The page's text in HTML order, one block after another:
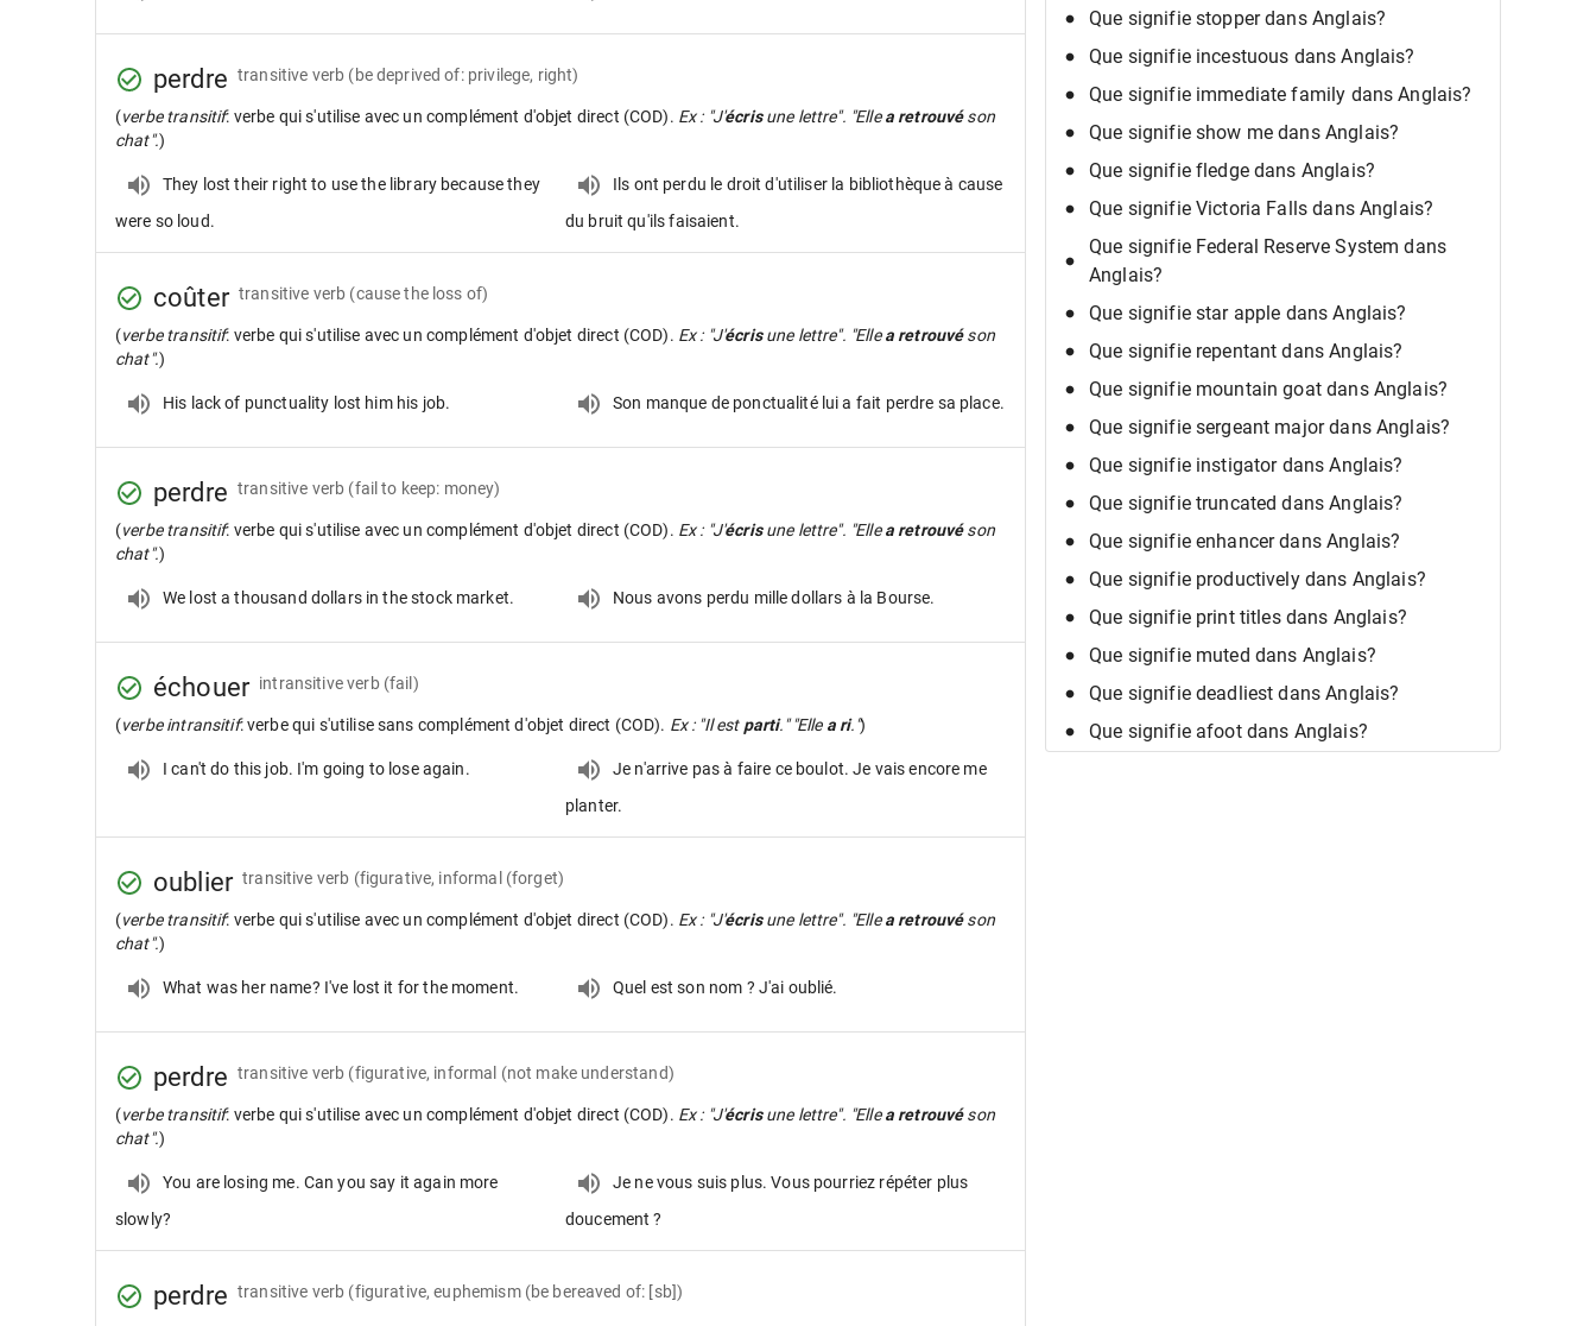
perdre transitive verb (be deprived of: privilege, right)
(verbe transitif: verbe qui s'utilise avec un complément d'objet direct (COD). Ex : "J'écrisune lettre". "Ellea retrouvéson
chat".)
They lost their right to use the library because they
were so loud.
Ils ont perdu le droit d'utiliser la bibliothèque à cause
du bruit qu'ils faisaient.
coûter transitive verb (cause the loss of)
(verbe transitif: verbe qui s'utilise avec un complément d'objet direct (COD). Ex : "J'écrisune lettre". "Ellea retrouvéson
chat".)
His lack of punctuality lost him his job. Son manque de ponctualité lui a fait perdre sa place.
perdre transitive verb (fail to keep: money)
(verbe transitif: verbe qui s'utilise avec un complément d'objet direct (COD). Ex : "J'écrisune lettre". "Ellea retrouvéson
chat".)
We lost a thousand dollars in the stock market. Nous avons perdu mille dollars à la Bourse.
échouer intransitive verb (fail)
(verbe intransitif: verbe qui s'utilise sans complément d'objet direct (COD). Ex : "Il est parti." "Elle a ri.")
I can't do this job. I'm going to lose again.
Je n'arrive pas à faire ce boulot. Je vais encore me
planter.
oublier transitive verb (figurative, informal (forget)
(verbe transitif: verbe qui s'utilise avec un complément d'objet direct (COD). Ex : "J'écrisune lettre". "Ellea retrouvéson
chat".)
What was her name? I've lost it for the moment. Quel est son nom ? J'ai oublié.
perdre transitive verb (figurative, informal (not make understand)
(verbe transitif: verbe qui s'utilise avec un complément d'objet direct (COD). Ex : "J'écrisune lettre". "Ellea retrouvéson
chat".)
You are losing me. Can you say it again more
slowly?
Je ne vous suis plus. Vous pourriez répéter plus
doucement ?
perdre transitive verb (figurative, euphemism (be bereaved of: [sb])
Que signifie stopper dans Anglais?
Que signifie incestuous dans Anglais?
Que signifie immediate family dans Anglais?
Que signifie show me dans Anglais?
Que signifie fledge dans Anglais?
Que signifie Victoria Falls dans Anglais?
Que signifie Federal Reserve System dans
Anglais?
Que signifie star apple dans Anglais?
Que signifie repentant dans Anglais?
Que signifie mountain goat dans Anglais?
Que signifie sergeant major dans Anglais?
Que signifie instigator dans Anglais?
Que signifie truncated dans Anglais?
Que signifie enhancer dans Anglais?
Que signifie productively dans Anglais?
Que signifie print titles dans Anglais?
Que signifie muted dans Anglais?
Que signifie deadliest dans Anglais?
Que signifie afoot dans Anglais?